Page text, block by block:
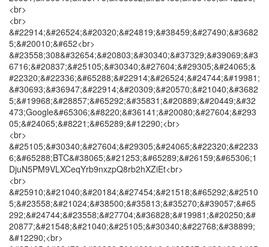
<br>
<br>
&#22914;&#26524;&#20320;&#24819;&#38459;&#27490;&#3682
5;&#20010;&#652<br>
&#23558;308&#32654;&#20803;&#30340;&#37329;&#39069;&#3
6716;&#20837;&#25105;&#30340;&#27604;&#29305;&#24065;&
#22320;&#22336;&#65288;&#22914;&#26524;&#24744;&#19981;
&#30693;&#36947;&#22914;&#20309;&#20570;&#21040;&#3682
5;&#19968;&#28857;&#65292;&#35831;&#20889;&#20449;&#32
473;Google&#65306;&#8220;&#36141;&#20080;&#27604;&#293
05;&#24065;&#8221;&#65289;&#12290;<br>
<br>
&#25105;&#30340;&#27604;&#29305;&#24065;&#22320;&#2233
6;&#65288;BTC&#38065;&#21253;&#65289;&#26159;&#65306;1
DjuN5PM9VLXCeqYrb9nxzpQ8rb2hXZiEt<br>
<br>
&#25910;&#21040;&#20184;&#27454;&#21518;&#65292;&#2510
5;&#23558;&#21024;&#38500;&#35813;&#35270;&#39057;&#65
292;&#24744;&#23558;&#27704;&#36828;&#19981;&#20250;&#
20877;&#21548;&#21040;&#25105;&#30340;&#22768;&#38899;
&#12290;<br>